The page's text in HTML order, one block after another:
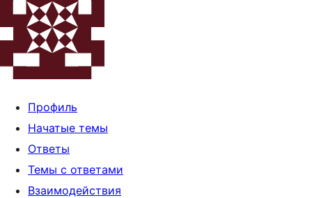
Профиль
Начатые темы
Ответы
Темы с ответами
Взаимодействия